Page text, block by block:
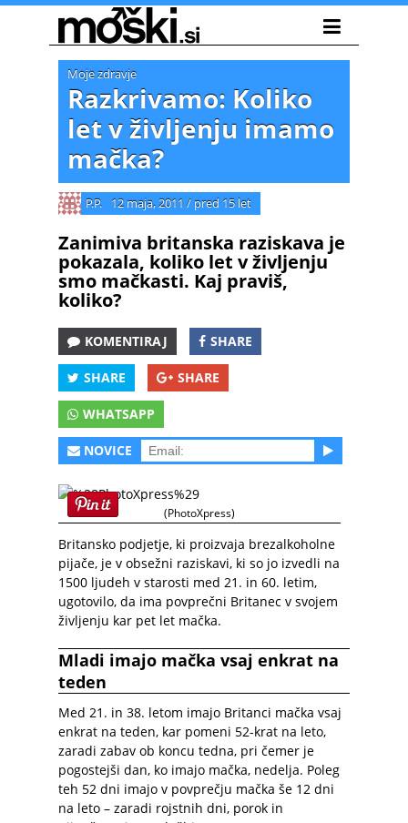
Moje zdravje
Razkrivamo: Koliko
let v življenju imamo
mačka?
P.P. 12 maja, 2011 / pred 15 let
Zanimiva britanska raziskava je
pokazala, koliko let v življenju
smo mačkasti. Kaj praviš,
koliko?
KOMENTIRAJ SHARE
SHARE SHARE
WHATSAPP
NOVICE
(PhotoXpress)
Britansko podjetje, ki proizvaja brezalkoholne
pijače, je v obsežni raziskavi, ki so jo izvedli na
1500 ljudeh v starosti med 21. in 60. letim,
ugotovilo, da ima povprečni Britanec v svojem
življenju kar pet let mačka.
Mladi imajo mačka vsaj enkrat na
teden
Med 21. in 38. letom imajo Britanci mačka vsaj
enkrat na teden, kar pomeni 52-krat na leto,
zaradi zabav ob koncu tedna, pri čemer je
pogostejši dan, ko imajo mačka, nedelja. Poleg
teh 52 dni imajo v povprečju mačka še 12 dni
na leto – zaradi rojstnih dni, porok in